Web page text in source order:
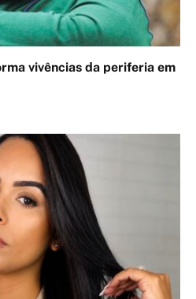
vivências da periferia em